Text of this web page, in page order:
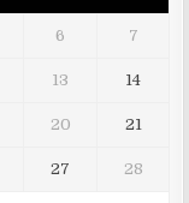
6 7
13 14
20 21
27 28